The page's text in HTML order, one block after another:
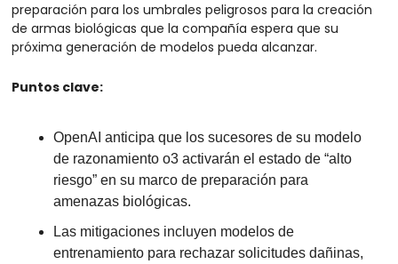
preparación para los umbrales peligrosos para la creación
de armas biológicas que la compañía espera que su
próxima generación de modelos pueda alcanzar.
Puntos clave:
OpenAI anticipa que los sucesores de su modelo
de razonamiento o3 activarán el estado de “alto
riesgo” en su marco de preparación para
amenazas biológicas.
Las mitigaciones incluyen modelos de
entrenamiento para rechazar solicitudes dañinas,